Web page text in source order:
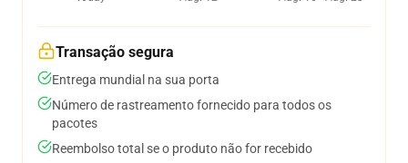
Transação segura
Entrega mundial na sua porta
Número de rastreamento fornecido para todos os
pacotes
Reembolso total se o produto não for recebido